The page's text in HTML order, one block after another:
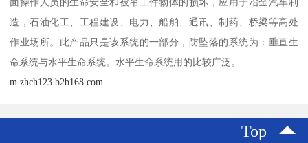
造，石油化工、工程建设、电力、船舶、通讯、制药、桥梁等高处
作业场所。此产品只是该系统的一部分，防坠落的系统为：垂直生
命系统与水平生命系统。水平生命系统用的比较广泛。
m.zhch123.b2b168.com
Top